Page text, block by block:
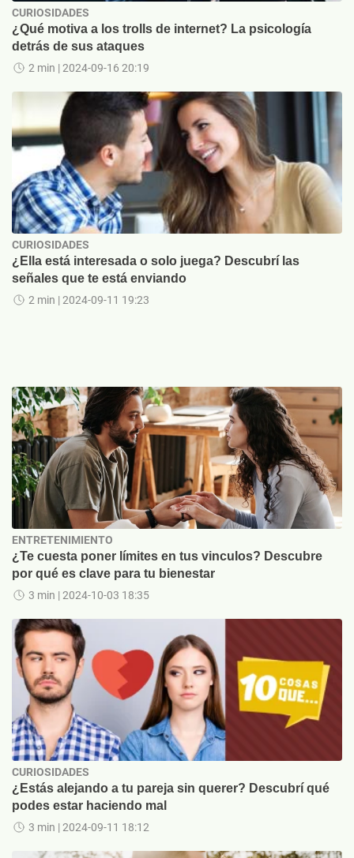
CURIOSIDADES
¿Qué motiva a los trolls de internet? La psicología
detrás de sus ataques
2 min | 2024-09-16 20:19
CURIOSIDADES
¿Ella está interesada o solo juega? Descubrí las
señales que te está enviando
2 min | 2024-09-11 19:23
ENTRETENIMIENTO
¿Te cuesta poner límites en tus vinculos? Descubre
por qué es clave para tu bienestar
3 min | 2024-10-03 18:35
CURIOSIDADES
¿Estás alejando a tu pareja sin querer? Descubrí qué
podes estar haciendo mal
3 min | 2024-09-11 18:12